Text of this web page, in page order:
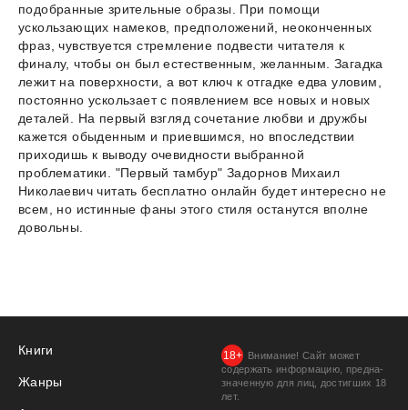
подобранные зрительные образы. При помощи
ускользающих намеков, предположений, неоконченных
фраз, чувствуется стремление подвести читателя к
финалу, чтобы он был естественным, желанным. Загадка
лежит на поверхности, а вот ключ к отгадке едва уловим,
постоянно ускользает с появлением все новых и новых
деталей. На первый взгляд сочетание любви и дружбы
кажется обыденным и приевшимся, но впоследствии
приходишь к выводу очевидности выбранной
проблематики. "Первый тамбyр" Задорнов Михаил
Николаевич читать бесплатно онлайн будет интересно не
всем, но истинные фаны этого стиля останутся вполне
довольны.
Книги
Жанры
Внимание! Сайт может
содержать информацию, предна­
значенную для лиц, дости­гших 18
лет.